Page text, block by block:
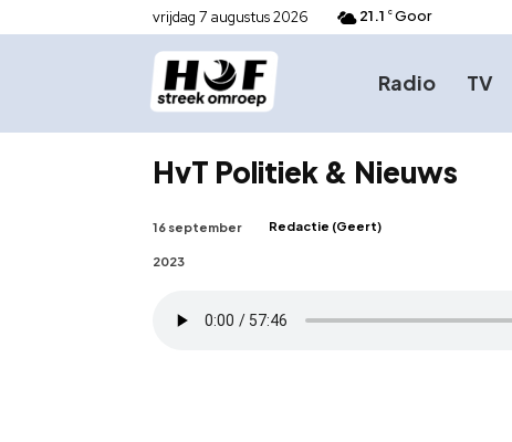
vrijdag 7 augustus 2026 21.1 C Goor
Radio TV
HvT Politiek & Nieuws
16 september
2023
Redactie (Geert)